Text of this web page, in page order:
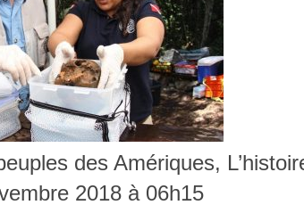
des Amériques,
2018 à 06h15